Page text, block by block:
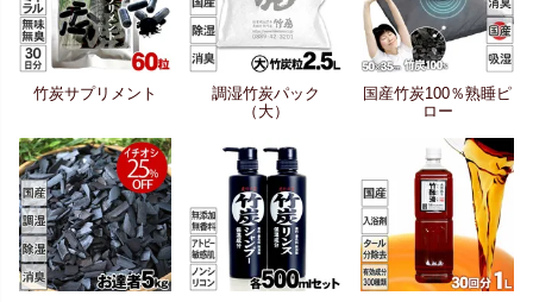
竹炭サプリメント
調湿竹炭パック
（大）
国産竹炭100％熟睡ピ
ロー